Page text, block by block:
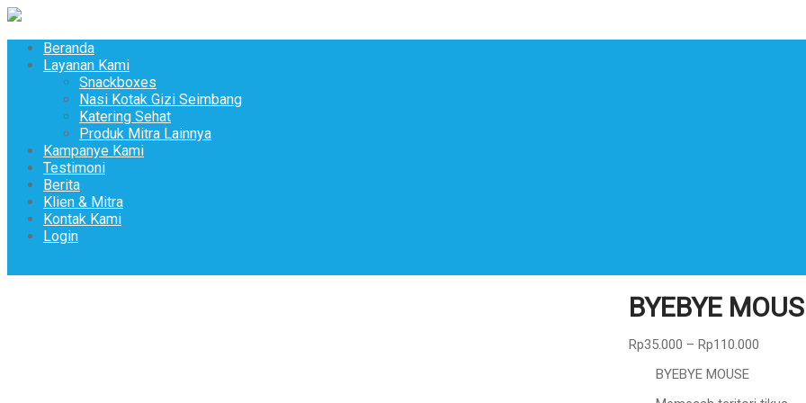
Beranda
Layanan Kami
Snackboxes
Nasi Kotak Gizi Seimbang
Katering Sehat
Produk Mitra Lainnya
Kampanye Kami
Testimoni
Berita
Klien & Mitra
Kontak Kami
Login
BYEBYE
Rp35.000 – Rp110.000
BYEBYE MOUSE